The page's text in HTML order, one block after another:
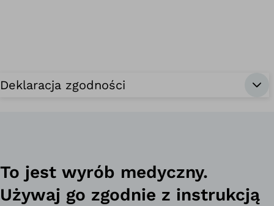
Deklaracja zgodności
To jest wyrób medyczny.
Używaj go zgodnie z instrukcją